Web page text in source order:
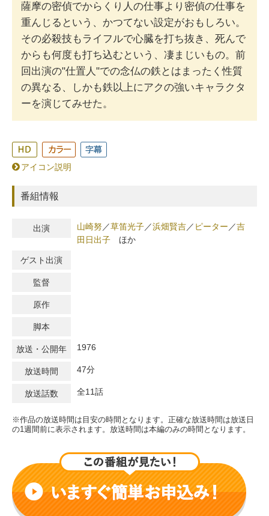
薩摩の密偵でからくり人の仕事より密偵の仕事を
重んじるという、かつてない設定がおもしろい。
その必殺技もライフルで心臓を打ち抜き、死んで
からも何度も打ち込むという、凄まじいもの。前
回出演の"仕置人"での念仏の鉄とはまったく性質
の異なる、しかも鉄以上にアクの強いキャラクタ
ーを演じてみせた。
アイコン説明
番組情報
出演 山崎努 ／草笛光子／浜畑賢吉／ ピーター ／吉
田日出子 ほか
ゲスト出演
監督
原作
脚本
放送・公開年 1976
放送時間 47分
放送話数 全11話
※作品の放送時間は目安の時間となります。正確な放送時間は放送日
の1週間前に表示されます。放送時間は本編のみの時間となります。